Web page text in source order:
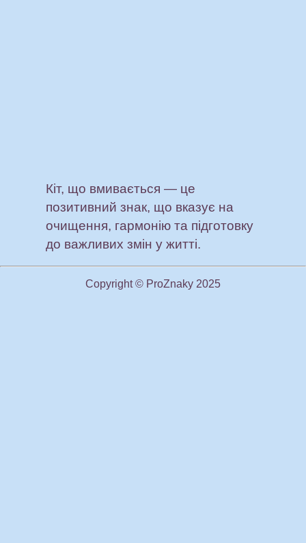
Кіт, що вмивається — це
позитивний знак, що вказує на
очищення, гармонію та підготовку
до важливих змін у житті.
Copyright © ProZnaky 2025